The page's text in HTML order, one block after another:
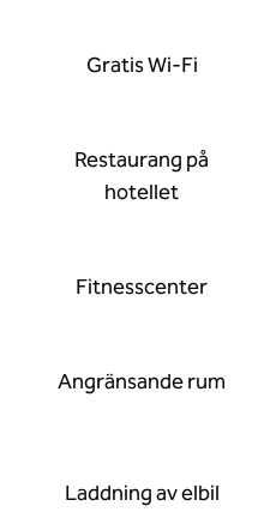
Gratis Wi-Fi
Restaurang på
hotellet
Fitnesscenter
Angränsande rum
Laddning av elbil